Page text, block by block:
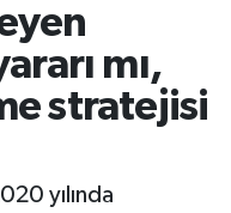
mı,
stratejisi
yılında